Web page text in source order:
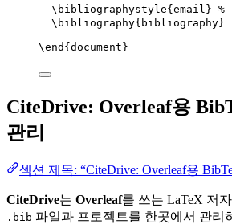
\bibliographystyle{email} %
\bibliography{bibliography}
\end { document }
CiteDrive: Overleaf용
관리
섹션 제목: “CiteDrive: Overleaf용
CiteDrive는 Overleaf를 쓰는 LaTeX 저
.bib 파일과 프로젝트를 한곳에서 관리